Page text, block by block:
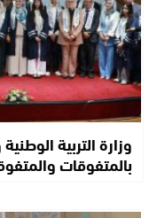
وزارة التربية
بالمتفوقات